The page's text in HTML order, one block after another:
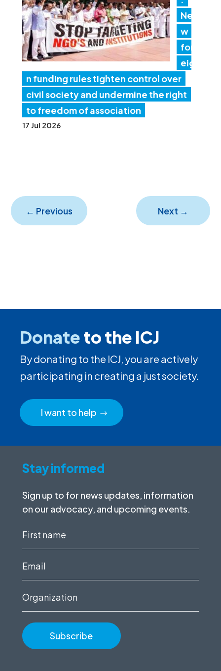
Ne
w
for
eig
n funding rules tighten control over
civil society and undermine the right
to freedom of association
17 Jul 2026
← Previous Next →
Donateto the ICJ
By donating to the ICJ, you are actively
participating in creating a just society.
I want to help
Stay informed
Sign up to for news updates, information
on our advocacy, and upcoming events.
First
name
(Required)
Email
(Required)
Organization